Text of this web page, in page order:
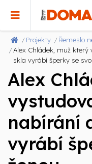
Projekty
Řemeslo
Alex Chládek, muž
skla vyrábí šperky se
Alex
nabírání
vyrábí